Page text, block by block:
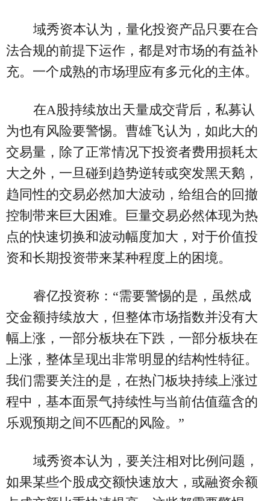
域秀资本认为，量化投资产品只要在合
法合规的前提下运作，都是对市场的有益补
充。一个成熟的市场理应有多元化的主体。
在A股持续放出天量成交背后，私募认
为也有风险要警惕。曹雄飞认为，如此大的
交易量，除了正常情况下投资者费用损耗太
大之外，一旦碰到趋势逆转或突发黑天鹅，
趋同性的交易必然加大波动，给组合的回撤
控制带来巨大困难。巨量交易必然体现为热
点的快速切换和波动幅度加大，对于价值投
资和长期投资带来某种程度上的困境。
睿亿投资称：“需要警惕的是，虽然成
交金额持续放大，但整体市场指数并没有大
幅上涨，一部分板块在下跌，一部分板块在
上涨，整体呈现出非常明显的结构性特征。
我们需要关注的是，在热门板块持续上涨过
程中，基本面景气持续性与当前估值蕴含的
乐观预期之间不匹配的风险。”
域秀资本认为，要关注相对比例问题，
如果某些个股成交额快速放大，或融资余额